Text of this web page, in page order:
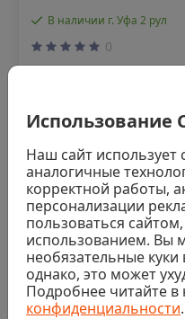
В наличии г. Уфа 2 рул
0
Ультрамарин В ЭКП,
1х8 м
5 789 ₽/рул
Купить
Код: 00-00002958
Использование
Наш сайт использует
аналогичные
корректной работы,
персонализации
пользоваться
использованием. Вы
необязательные куки
однако, это может
Подробнее читайте
конфиденциальности.